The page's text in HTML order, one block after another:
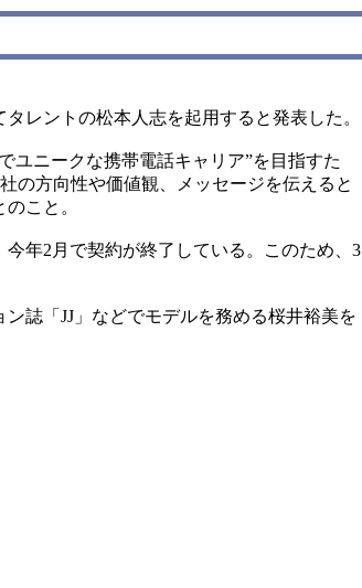
レントの松本人志を起用すると発表した。
ニークな携帯電話キャリア”を目指すた
の方向性や価値観、メッセージを伝えると
こと。
年2月で契約が終了している。このため、3
誌「JJ」などでモデルを務める桜井裕美を